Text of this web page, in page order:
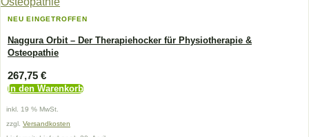
NEU EINGETROFFEN
Naggura Orbit – Der Therapiehocker für Physiotherapie &
Osteopathie
267,75 €
In den Warenkorb
inkl. 19 % MwSt.
zzgl. Versandkosten